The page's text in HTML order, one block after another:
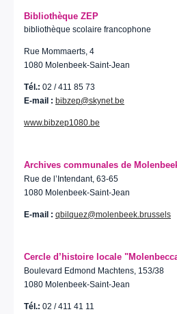
Bibliothèque ZEP
bibliothèque scolaire francophone
Rue Mommaerts, 4
1080 Molenbeek-Saint-Jean
Tél.: 02 / 411 85 73
E-mail : bibzep@skynet.be
www.bibzep1080.be
Archives communales de
Rue de l’Intendant, 63-65
1080 Molenbeek-Saint-Jean
E-mail : qbilquez@molenbeek.brussels
Cercle d’histoire locale
Boulevard Edmond Machtens, 153/38
1080 Molenbeek-Saint-Jean
Tél.: 02 / 411 41 11